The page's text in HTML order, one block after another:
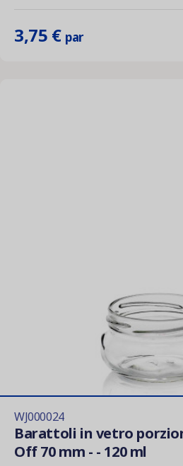
3,75 € par
WJ000024
Barattoli in vetro
Off 70 mm - - 120 ml